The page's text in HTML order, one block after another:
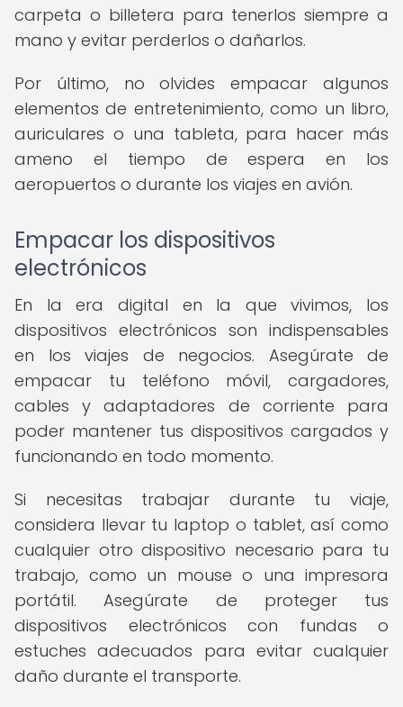
carpeta o billetera para tenerlos siempre a
mano y evitar perderlos o dañarlos.
Por último, no olvides empacar algunos
elementos de entretenimiento, como un libro,
auriculares o una tableta, para hacer más
ameno el tiempo de espera en los
aeropuertos o durante los viajes en avión.
Empacar los dispositivos
electrónicos
En la era digital en la que vivimos, los
dispositivos electrónicos son indispensables
en los viajes de negocios. Asegúrate de
empacar tu teléfono móvil, cargadores,
cables y adaptadores de corriente para
poder mantener tus dispositivos cargados y
funcionando en todo momento.
Si necesitas trabajar durante tu viaje,
considera llevar tu laptop o tablet, así como
cualquier otro dispositivo necesario para tu
trabajo, como un mouse o una impresora
portátil. Asegúrate de proteger tus
dispositivos electrónicos con fundas o
estuches adecuados para evitar cualquier
daño durante el transporte.